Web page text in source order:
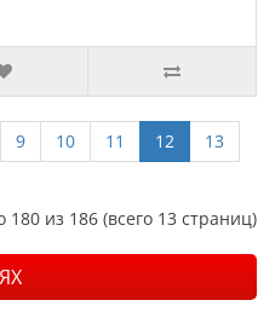
9 10 11 12
13
180 из 186 (всего 13 страниц)